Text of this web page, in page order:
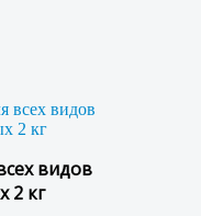
всех видов
2 кг
видов
2 кг